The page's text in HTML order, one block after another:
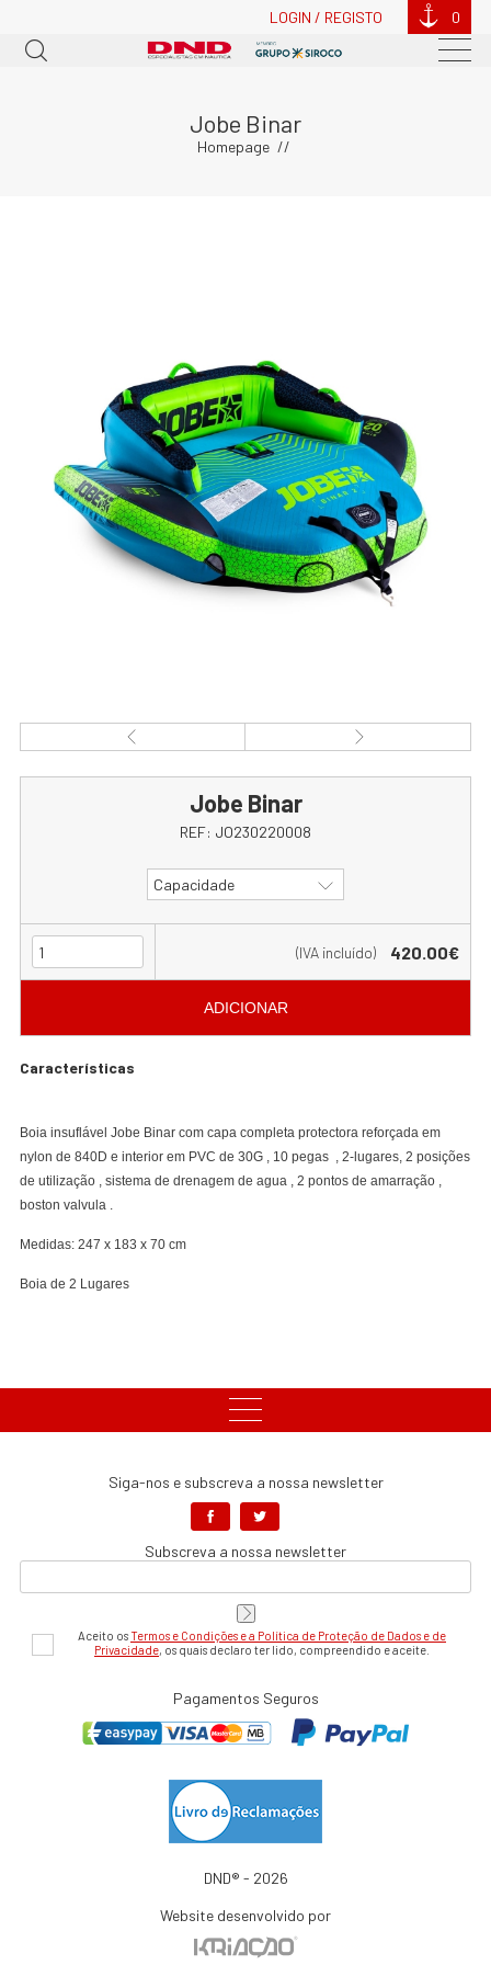
LOGIN / REGISTO 0
Jobe Binar
Homepage
Jobe Binar
REF: JO230220008
Capacidade
(IVA incluído) 420.00€
ADICIONAR
Características
Boia insuflável Jobe Binar com capa completa protectora reforçada em
nylon de 840D e interior em PVC de 30G , 10 pegas , 2-lugares, 2 posições
de utilização , sistema de drenagem de agua , 2 pontos de amarração ,
boston valvula .
Medidas: 247 x 183 x 70 cm
Boia de 2 Lugares
Siga-nos e subscreva a nossa newsletter
Subscreva a nossa newsletter
Aceito osTermos e Condições e a Política de Proteção de Dados e de
Privacidade, os quais declaro ter lido, compreendido e aceite.
Pagamentos Seguros
DND® - 2026
Website desenvolvido por